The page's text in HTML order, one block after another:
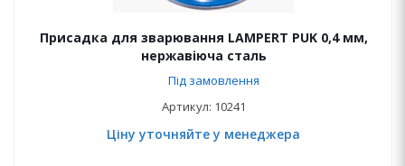
Присадка для зварювання LAMPERT PUK 0,4 мм,
нержавіюча сталь
Під замовлення
Артикул: 10241
Ціну уточняйте у менеджера